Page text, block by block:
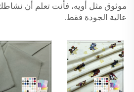
موثوق مثل أويه، فأنت تعلم أن
عالية الجودة فقط.